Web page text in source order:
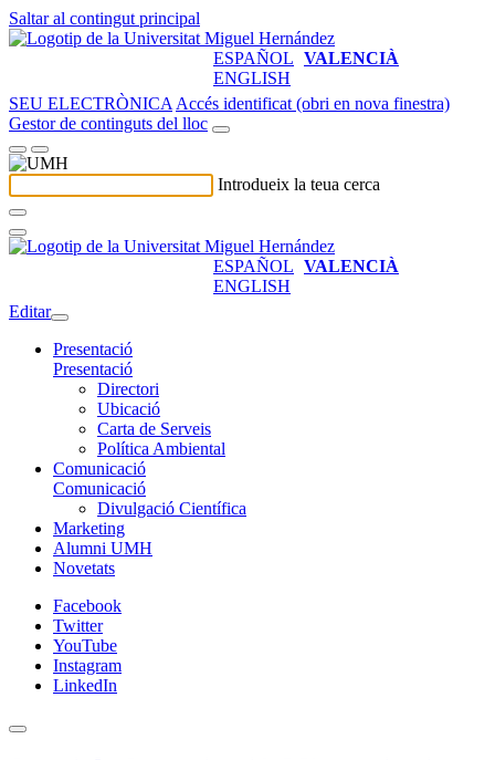
Saltar al contingut principal
ESPAÑOL VALENCIÀ
ENGLISH
SEU ELECTRÒNICA Accés identificat (obri en nova finestra)
Gestor de continguts del lloc
Introdueix la teua cerca
ESPAÑOL VALENCIÀ
ENGLISH
Editar
Presentació
Presentació
Directori
Ubicació
Carta de Serveis
Política Ambiental
Comunicació
Comunicació
Divulgació Científica
Marketing
Alumni UMH
Novetats
Facebook
Twitter
YouTube
Instagram
LinkedIn